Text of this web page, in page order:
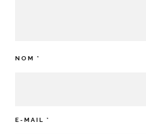
NOM *
E-MAIL *